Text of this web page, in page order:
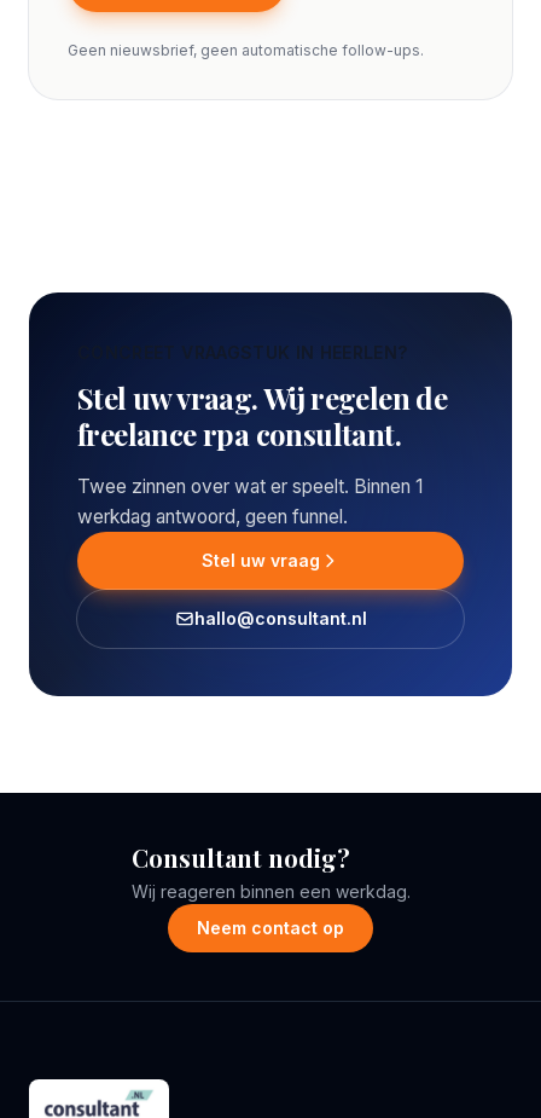
Geen nieuwsbrief, geen automatische follow-ups.
CONCREET VRAAGSTUK IN HEERLEN?
Stel uw vraag. Wij regelen de
freelance rpa consultant.
Twee zinnen over wat er speelt. Binnen 1
werkdag antwoord, geen funnel.
Stel uw vraag
hallo@consultant.nl
Consultant nodig?
Wij reageren binnen een werkdag.
Neem contact op